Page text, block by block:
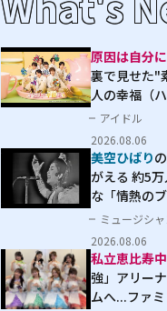
原因は自分に
裏で見せた"
人の幸福（
MAKING
アイドル
2026.08.06
美空ひばり
がえる 約5
な「情熱の
ミュージシ
2026.08.06
私立恵比寿
強」アリー
ムへ...ファ